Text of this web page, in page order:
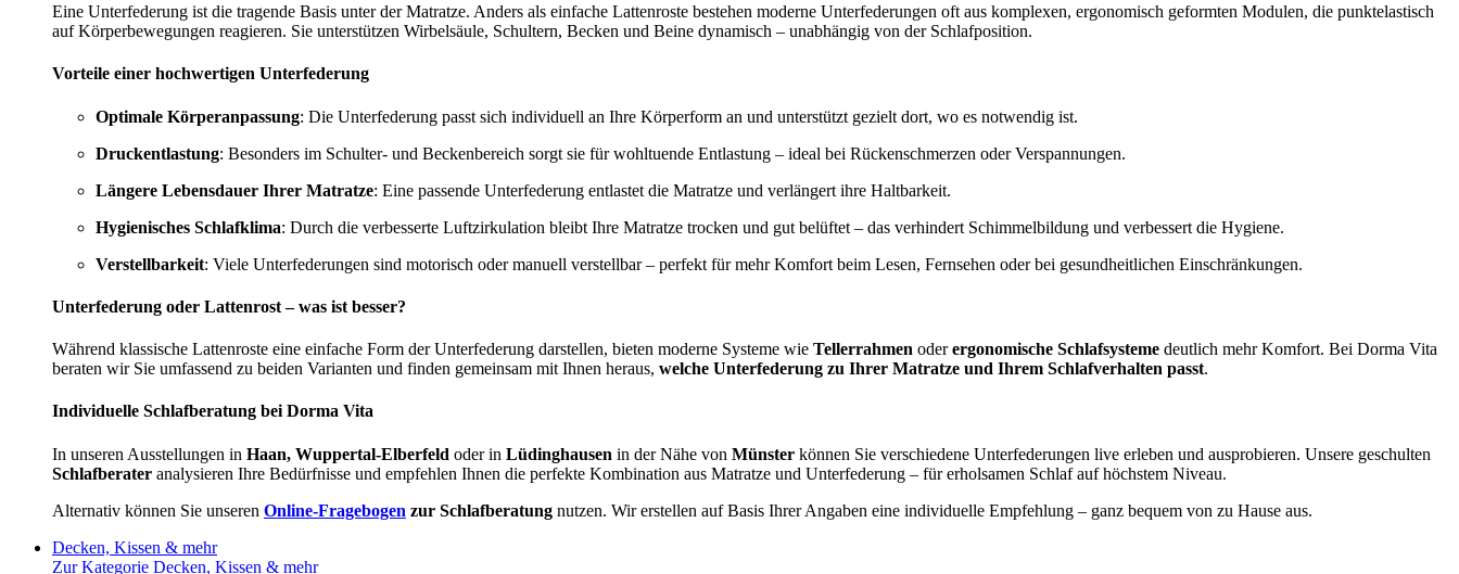
Eine Unterfederung ist die tragende Basis unter der Matratze. Anders als einfache Lattenroste bestehen moderne Unterfederungen oft aus komplexen, ergonomisch geformten Modulen, die punktelastisch
auf Körperbewegungen reagieren. Sie unterstützen Wirbelsäule, Schultern, Becken und Beine dynamisch – unabhängig von der Schlafposition.
Vorteile einer hochwertigen Unterfederung
Optimale Körperanpassung: Die Unterfederung passt sich individuell an Ihre Körperform an und unterstützt gezielt dort, wo es notwendig ist.
Druckentlastung: Besonders im Schulter- und Beckenbereich sorgt sie für wohltuende Entlastung – ideal bei Rückenschmerzen oder Verspannungen.
Längere Lebensdauer Ihrer Matratze: Eine passende Unterfederung entlastet die Matratze und verlängert ihre Haltbarkeit.
Hygienisches Schlafklima: Durch die verbesserte Luftzirkulation bleibt Ihre Matratze trocken und gut belüftet – das verhindert Schimmelbildung und verbessert die Hygiene.
Verstellbarkeit: Viele Unterfederungen sind motorisch oder manuell verstellbar – perfekt für mehr Komfort beim Lesen, Fernsehen oder bei gesundheitlichen Einschränkungen.
Unterfederung oder Lattenrost – was ist besser?
Während klassische Lattenroste eine einfache Form der Unterfederung darstellen, bieten moderne Systeme wie Tellerrahmen oderergonomische Schlafsysteme deutlich mehr Komfort. Bei Dorma Vita
beraten wir Sie umfassend zu beiden Varianten und finden gemeinsam mit Ihnen heraus, welche Unterfederung zu Ihrer Matratze und Ihrem Schlafverhalten passt.
Individuelle Schlafberatung bei Dorma Vita
In unseren Ausstellungen in Haan, Wuppertal-Elberfeld oder in Lüdinghausen in der Nähe von Münster können Sie verschiedene Unterfederungen live erleben und ausprobieren. Unsere geschulten
Schlafberater analysieren Ihre Bedürfnisse und empfehlen Ihnen die perfekte Kombination aus Matratze und Unterfederung – für erholsamen Schlaf auf höchstem Niveau.
Alternativ können Sie unseren Online-Fragebogen zur Schlafberatung nutzen. Wir erstellen auf Basis Ihrer Angaben eine individuelle Empfehlung – ganz bequem von zu Hause aus.
Decken, Kissen & mehr
Zur Kategorie Decken, Kissen & mehr